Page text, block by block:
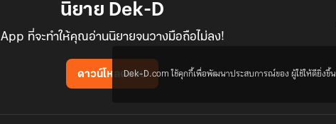
นิยาย Dek-D
App ที่จะทำให้คุณอ่านนิยายจนวางมือถือไม่ลง!
ดาวน์โหลดแอปDek-D.com ใช้คุกกี้เพื่อพัฒนาประสบการณ์ของ ผู้ใช้ให้ดียิ่งขึ้น